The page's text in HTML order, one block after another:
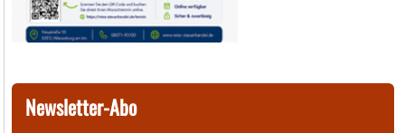
Newsletter-Abo